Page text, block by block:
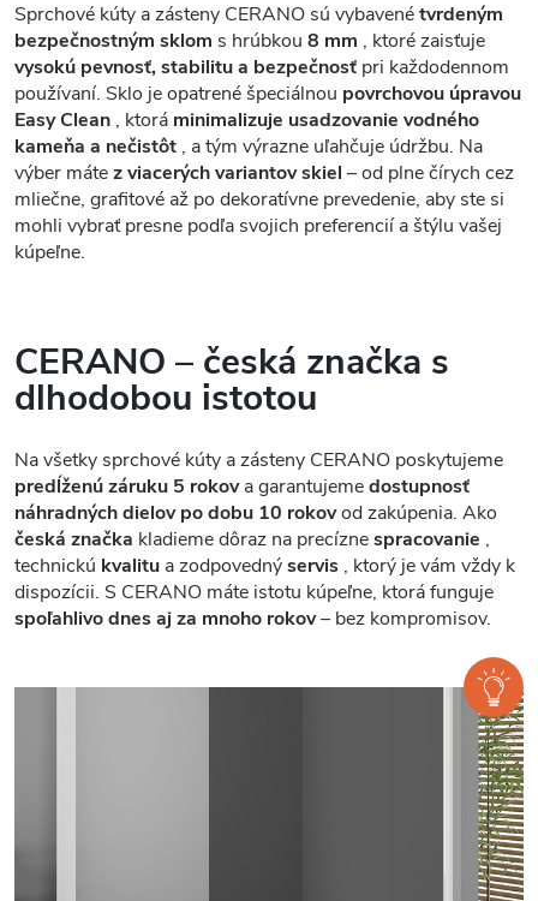
Sprchové kúty a zásteny CERANO sú vybavenétvrdeným
bezpečnostným sklom s hrúbkou 8 mm , ktoré zaisťuje
vysokú pevnosť, stabilitu a bezpečnosť pri každodennom
používaní. Sklo je opatrené špeciálnou povrchovou úpravou
Easy Clean , ktorá minimalizuje usadzovanie vodného
kameňa a nečistôt , a tým výrazne uľahčuje údržbu. Na
výber mátez viacerých variantov skiel – od plne čírych cez
mliečne, grafitové až po dekoratívne prevedenie, aby ste si
mohli vybrať presne podľa svojich preferencií a štýlu vašej
kúpeľne.
CERANO – česká značka s
dlhodobou istotou
Na všetky sprchové kúty a zásteny CERANO poskytujeme
predĺženú záruku 5 rokova garantujemedostupnosť
náhradných dielov po dobu 10 rokovod zakúpenia. Ako
česká značka kladieme dôraz na precíznespracovanie ,
technickú kvalitu a zodpovednýservis , ktorý je vám vždy k
dispozícii. S CERANO máte istotu kúpeľne, ktorá funguje
spoľahlivo dnes aj za mnoho rokov– bez kompromisov.